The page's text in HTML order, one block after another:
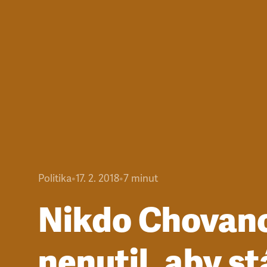
Politika•17. 2. 2018•7 minut
Nikdo